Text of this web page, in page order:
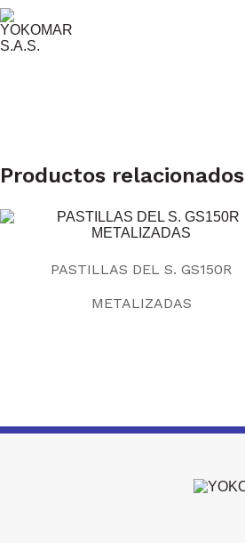
Productos relacionados
PASTILLAS DEL S. GS150R
METALIZADAS